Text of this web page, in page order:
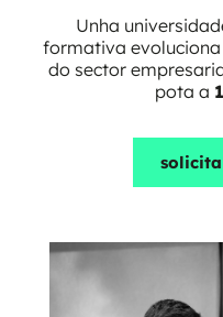
puedas crecer
siempre
puesta en elfuturo.
ver modelo
Unha
formativa evoluciona
do sector
pota a